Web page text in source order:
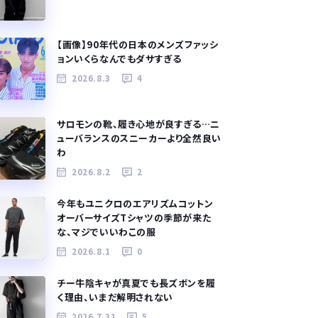
【画像】90年代の日本のメンズファッシ
ョンいくらなんでもダサすぎる
2026.8.3 4
サロモンの靴、履き心地が良すぎる…ニ
ューバランスのスニーカーより全然良い
わ
2026.8.2 2
今年もユニクロのエアリズムコットン
オーバーサイズTシャツの季節が来た
な、マジでいいわこの服
2026.8.1 0
チー牛陰キャが真夏でも長ズボンを履
く理由、いまだ解明されない